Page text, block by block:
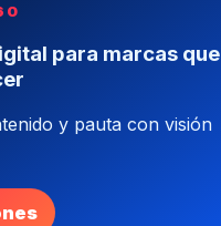
para marcas que
y pauta con visión